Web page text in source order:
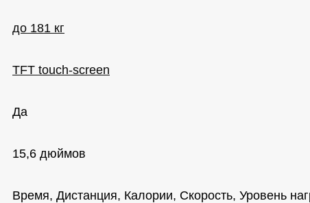
до 181 кг
TFT touch-screen
Да
15,6 дюймов
Время, Дистанция, Калории, Скорость, Уровень